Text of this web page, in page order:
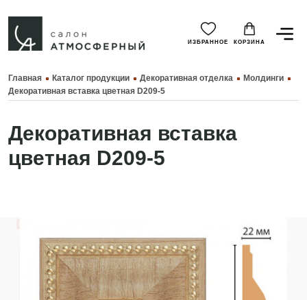
ИЗБРАННОЕ КОРЗИНА
Главная Каталог продукции Декоративная отделка
Молдинги
Декоративная вставка цветная D209-5
Декоративная вставка
цветная D209-5